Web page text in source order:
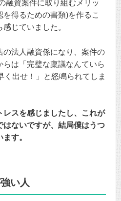
融資案件に取り組むメリッ
を得るための書類)を作るこ
じていました。
の法人融資係になり、案件の
は「完璧な稟議なんていら
く出せ！」と怒鳴られてしま
レスを感じましたし、これが
はないですが、結局僕はうつ
す。
い人